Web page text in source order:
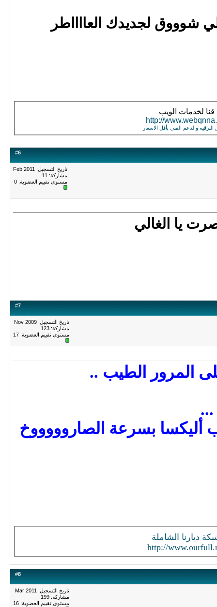
لجديدك العااااطر
قنا لخدمات الويب
http://
والدعم الفني بأقل الاسعار
#6
تاريخ التسجيل: Feb 2011
مشاركة: 11
مستوى تقييم العضوية: 0
يا الغالي
#7
تاريخ التسجيل: Nov 2009
مشاركة: 123
مستوى تقييم العضوية: 17
المرور الطيب ..
...
أليكسا بسرعة الصاروووووخ
ديارنا الشاملة
http://
#8
تاريخ التسجيل: Mar 2011
مشاركة: 199
مستوى تقييم العضوية: 16